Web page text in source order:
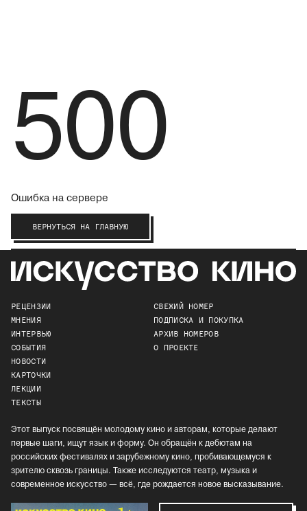
500
Ошибка на сервере
ВЕРНУТЬСЯ НА ГЛАВНУЮ
РЕЦЕНЗИИ
МНЕНИЯ
ИНТЕРВЬЮ
СОБЫТИЯ
НОВОСТИ
КАРТОЧКИ
ЛЕКЦИИ
ТЕКСТЫ
СВЕЖИЙ НОМЕР
ПОДПИСКА И ПОКУПКА
АРХИВ НОМЕРОВ
О ПРОЕКТЕ
Этот выпуск посвящён молодому кино и авторам, которые делают
первые шаги, ищут язык и форму. Он обращён к дебютам на
российских фестивалях и зарубежному кино, пробивающемуся к
зрителю сквозь границы. Также исследуются театр, музыка и
современное искусство — всё, где рождается новое высказывание.